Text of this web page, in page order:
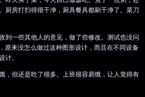
厨房打扫得很干净，厨具餐具都刷干净了。菜刀
到一些其他人的意见，做了些修改。测试也没问
原来没怎么做过这种图形设计，而且在不同设备
计。
，但还是吃了很多。上班很容易饿，让人觉得有